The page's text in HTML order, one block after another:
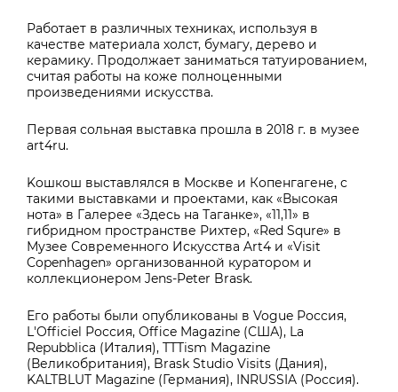
Работает в различных техниках, используя в
качестве материала холст, бумагу, дерево и
керамику. Продолжает заниматься татуированием,
считая работы на коже полноценными
произведениями искусства.
Первая сольная выставка прошла в 2018 г. в музее
art4ru.
Koшкош выставлялся в Москве и Копенгагене, с
такими выставками и проектами, как «Высокая
нота» в Галерее «Здесь на Таганке», «11,11» в
гибридном пространстве Рихтер, «Red Squre» в
Музее Современного Искусства Art4 и «Visit
Copenhagen» организованной куратором и
коллекционером Jens-Peter Brask.
Его работы были опубликованы в Vogue Россия,
L'Officiel Россия, Office Magazine (США), La
Repubblica (Италия), TTTism Magazine
(Великобритания), Brask Studio Visits (Дания),
KALTBLUT Magazine (Германия), INRUSSIA (Россия).